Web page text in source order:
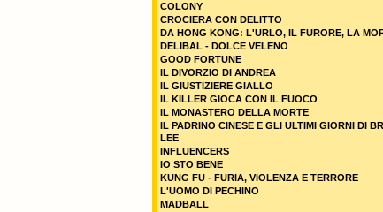
COLONY
CROCIERA CON DELITTO
DA HONG KONG: L'URLO, IL FURORE, LA
DELIBAL - DOLCE VELENO
GOOD FORTUNE
IL DIVORZIO DI ANDREA
IL GIUSTIZIERE GIALLO
IL KILLER GIOCA CON IL FUOCO
IL MONASTERO DELLA MORTE
IL PADRINO CINESE E GLI ULTIMI GIORNI DI
LEE
INFLUENCERS
IO STO BENE
KUNG FU - FURIA, VIOLENZA E TERRORE
L'UOMO DI PECHINO
MADBALL